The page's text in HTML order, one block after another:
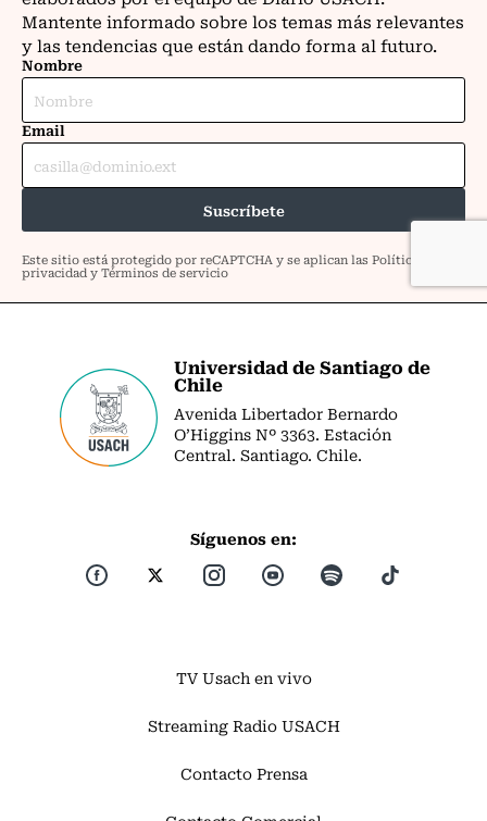
Universidad de Santiago de
Chile
Avenida Libertador Bernardo
O’Higgins Nº 3363. Estación
Central. Santiago. Chile.
Síguenos en:
TV Usach en vivo
Streaming Radio USACH
Contacto Prensa